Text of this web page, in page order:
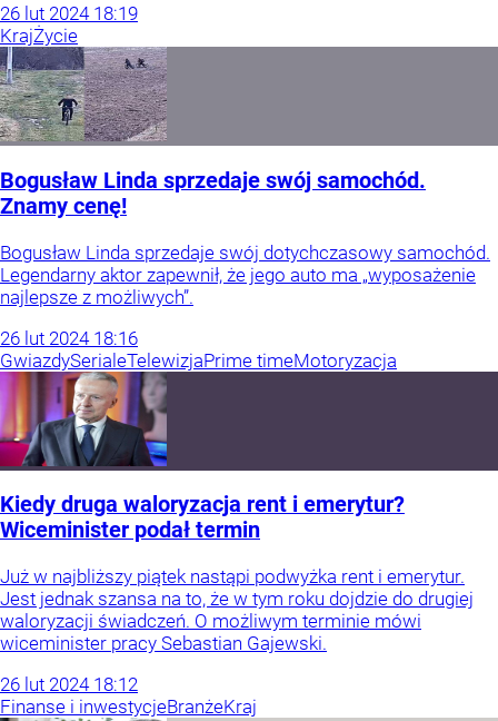
26 lut 2024 18:19
KrajŻycie
Bogusław Linda sprzedaje swój samochód.
Znamy cenę!
Bogusław Linda sprzedaje swój dotychczasowy samochód.
Legendarny aktor zapewnił, że jego auto ma „wyposażenie
najlepsze z możliwych”.
26 lut 2024 18:16
GwiazdySerialeTelewizjaPrime timeMotoryzacja
Kiedy druga waloryzacja rent i emerytur?
Wiceminister podał termin
Już w najbliższy piątek nastąpi podwyżka rent i emerytur.
Jest jednak szansa na to, że w tym roku dojdzie do drugiej
waloryzacji świadczeń. O możliwym terminie mówi
wiceminister pracy Sebastian Gajewski.
26 lut 2024 18:12
Finanse i inwestycjeBranżeKraj